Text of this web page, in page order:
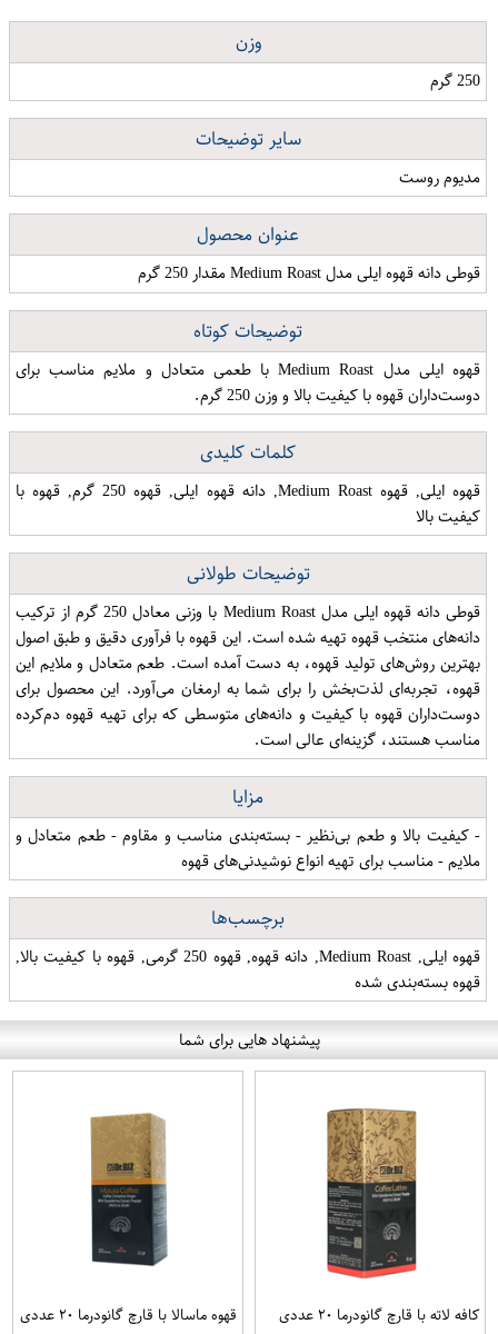
وزن
250 گرم
سایر توضیحات
مدیوم روست
عنوان محصول
قوطی دانه قهوه ایلی مدل Medium Roast مقدار 250 گرم
توضیحات کوتاه
قهوه ایلی مدل Medium Roast با طعمی متعادل و ملایم مناسب برای
دوست‌داران قهوه با کیفیت بالا و وزن 250 گرم.
کلمات کلیدی
قهوه ایلی, قهوه Medium Roast, دانه قهوه ایلی, قهوه 250 گرم, قهوه با
کیفیت بالا
توضیحات طولانی
قوطی دانه قهوه ایلی مدل Medium Roast با وزنی معادل 250 گرم از ترکیب
دانه‌های منتخب قهوه تهیه شده است. این قهوه با فرآوری دقیق و طبق اصول
بهترین روش‌های تولید قهوه، به دست آمده است. طعم متعادل و ملایم این
قهوه، تجربه‌ای لذت‌بخش را برای شما به ارمغان می‌آورد. این محصول برای
دوست‌داران قهوه با کیفیت و دانه‌های متوسطی که برای تهیه قهوه دم‌کرده
مناسب هستند، گزینه‌ای عالی است.
مزایا
- کیفیت بالا و طعم بی‌نظیر - بسته‌بندی مناسب و مقاوم - طعم متعادل و
ملایم - مناسب برای تهیه انواع نوشیدنی‌های قهوه
برچسب‌ها
قهوه ایلی, Medium Roast, دانه قهوه, قهوه 250 گرمی, قهوه با کیفیت بالا,
قهوه بسته‌بندی شده
پیشنهاد هایی برای شما
کافه لاته با قارچ گانودرما ۲۰ عددی قهوه ماسالا با قارچ گانودرما ۲۰ عددی